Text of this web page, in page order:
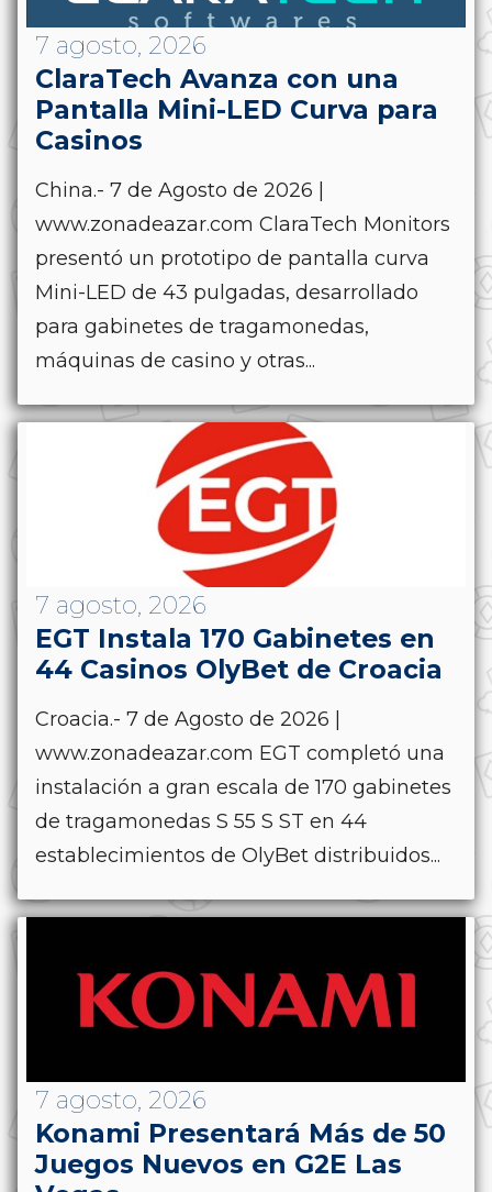
7 agosto, 2026
ClaraTech Avanza con una
Pantalla Mini-LED Curva para
Casinos
China.- 7 de Agosto de 2026 |
www.zonadeazar.com ClaraTech Monitors
presentó un prototipo de pantalla curva
Mini-LED de 43 pulgadas, desarrollado
para gabinetes de tragamonedas,
máquinas de casino y otras...
7 agosto, 2026
EGT Instala 170 Gabinetes en
44 Casinos OlyBet de Croacia
Croacia.- 7 de Agosto de 2026 |
www.zonadeazar.com EGT completó una
instalación a gran escala de 170 gabinetes
de tragamonedas S 55 S ST en 44
establecimientos de OlyBet distribuidos...
7 agosto, 2026
Konami Presentará Más de 50
Juegos Nuevos en G2E Las